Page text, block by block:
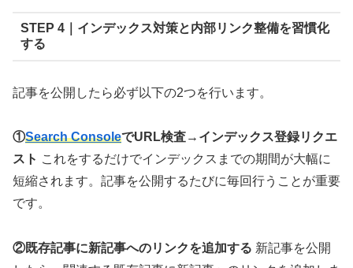
STEP 4｜インデックス対策と内部リンク整備を習慣化
する
記事を公開したら必ず以下の2つを行います。
①Search ConsoleでURL検査→インデックス登録リクエ
スト これをするだけでインデックスまでの期間が大幅に
短縮されます。記事を公開するたびに毎回行うことが重要
です。
②既存記事に新記事へのリンクを追加する 新記事を公開